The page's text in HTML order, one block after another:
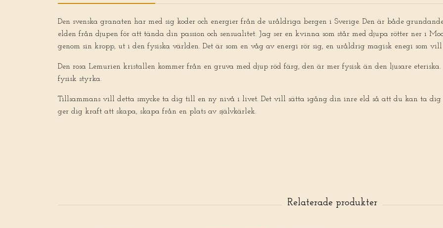
Den svenska granaten har med sig koder och energier från de uråldriga bergen i Sverige. Den är både
elden från djupen för att tända din passion och sensualitet. Jag ser en kvinna som står med djupa rötter ner i
genom sin kropp, ut i den fysiska världen. Det är som en våg av energi rör sig, en uråldrig magisk enegi som
Den rosa Lemurien kristallen kommer från en gruva med djup röd färg, den är mer fysisk än den ljusare eteriska.
fysisk styrka.
Tillsammans vill detta smycke ta dig till en ny nivå i livet. Det vill sätta igång din inre eld så att du kan ta dig
ger dig kraft att skapa, skapa från en plats av självkärlek.